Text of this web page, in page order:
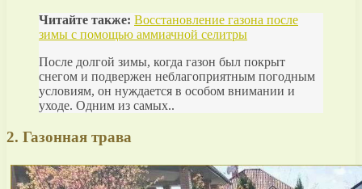
Читайте также: Восстановление газона после
зимы с помощью аммиачной селитры
После долгой зимы, когда газон был покрыт
снегом и подвержен неблагоприятным погодным
условиям, он нуждается в особом внимании и
уходе. Одним из самых..
2. Газонная трава